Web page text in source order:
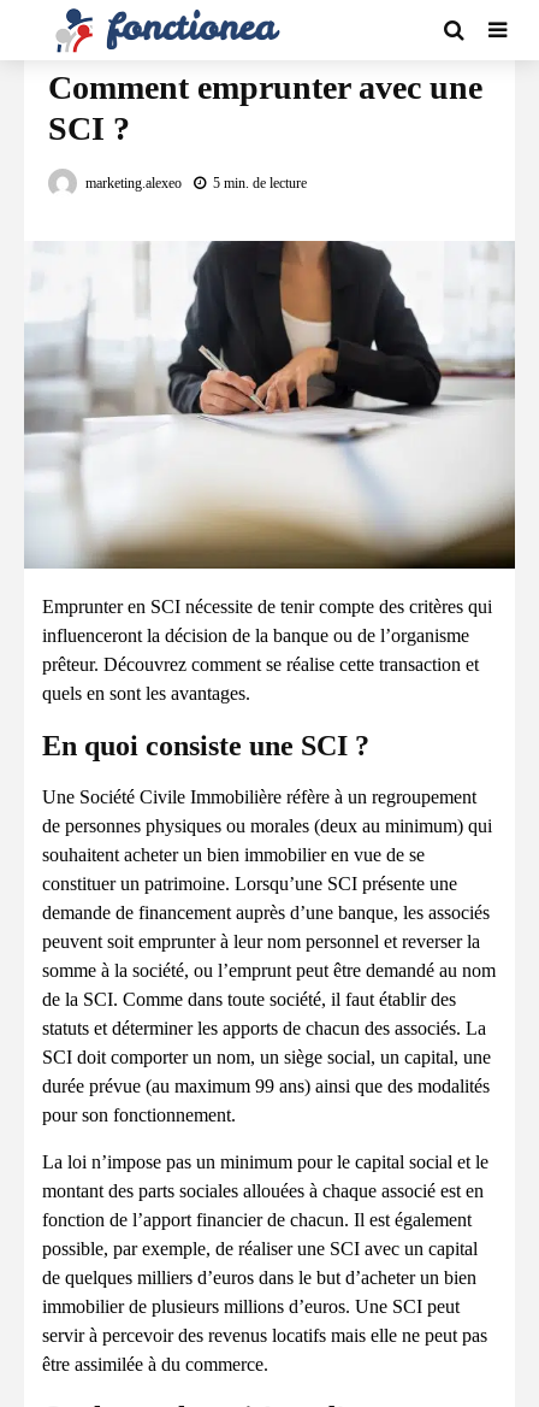
FINANCEMENT
Comment emprunter avec une
SCI ?
marketing.alexeo 5 min. de lecture
Emprunter en SCI nécessite de tenir compte des critères qui
influenceront la décision de la banque ou de l’organisme
prêteur. Découvrez comment se réalise cette transaction et
quels en sont les avantages.
En quoi consiste une SCI ?
Une Société Civile Immobilière réfère à un regroupement
de personnes physiques ou morales (deux au minimum) qui
souhaitent acheter un bien immobilier en vue de se
constituer un patrimoine. Lorsqu’une SCI présente une
demande de financement auprès d’une banque, les associés
peuvent soit emprunter à leur nom personnel et reverser la
somme à la société, ou l’emprunt peut être demandé au nom
de la SCI. Comme dans toute société, il faut établir des
statuts et déterminer les apports de chacun des associés. La
SCI doit comporter un nom, un siège social, un capital, une
durée prévue (au maximum 99 ans) ainsi que des modalités
pour son fonctionnement.
La loi n’impose pas un minimum pour le capital social et le
montant des parts sociales allouées à chaque associé est en
fonction de l’apport financier de chacun. Il est également
possible, par exemple, de réaliser une SCI avec un capital
de quelques milliers d’euros dans le but d’acheter un bien
immobilier de plusieurs millions d’euros. Une SCI peut
servir à percevoir des revenus locatifs mais elle ne peut pas
être assimilée à du commerce.